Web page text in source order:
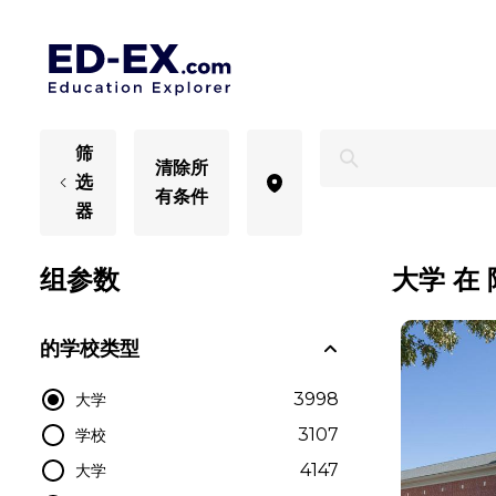
筛
选
器
清除所
有条件
组参数
的学校类型
大学 3998
学校 3107
大学
4147
大学 在